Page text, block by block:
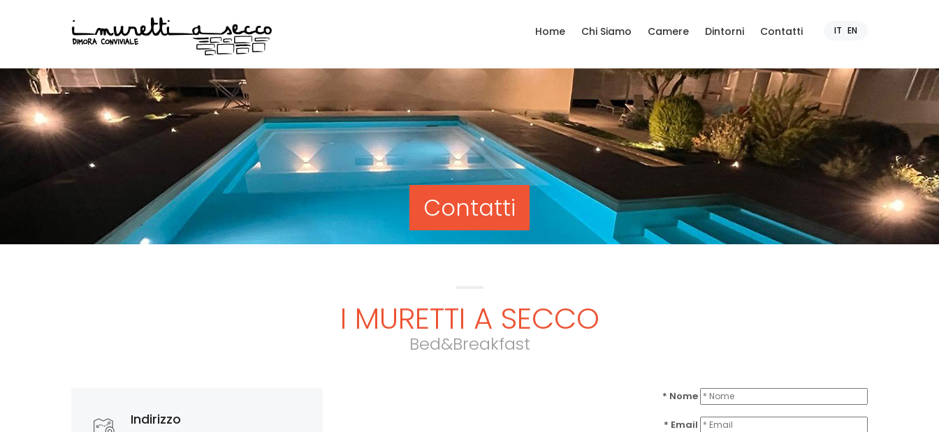
IT EN
Home Chi Siamo Camere Dintorni Contatti
Contatti
I MURETTI A SECCO
Bed&Breakfast
Indirizzo
* Nome
* Email